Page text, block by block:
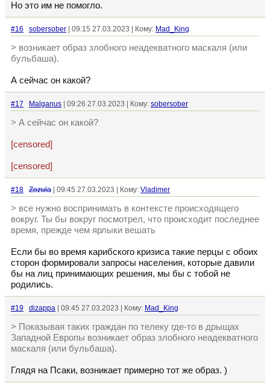
Но это им не помогло.
#16 sobersober | 09:15 27.03.2023 | Кому: Mad_King
> возникает образ злобного неадекватного маскаля (или
бульбаша).
А сейчас он какой?
#17 Malganus | 09:26 27.03.2023 | Кому: sobersober
> А сейчас он какой?
[censored]
[censored]
#18 Zozula | 09:45 27.03.2023 | Кому: Vladimer
> все нужно воспринимать в контексте происходящего
вокруг. Ты бы вокруг посмотрел, что происходит последнее
время, прежде чем ярлыки вешать
Если бы во время карибского кризиса такие перцы с обоих
сторон формировали запросы населения, которые давили
бы на лиц принимающих решения, мы бы с тобой не
родились.
#19 dizappa | 09:45 27.03.2023 | Кому: Mad_King
> Показывая таких граждан по телеку где-то в дрыщах
Западной Европы возникает образ злобного неадекватного
маскаля (или бульбаша).
Глядя на Псаки, возникает примерно тот же образ. )